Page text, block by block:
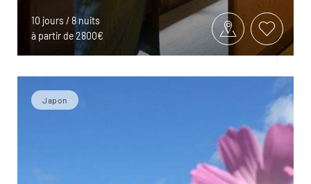
10 jours / 8 nuits
à partir de 2800€
Japon